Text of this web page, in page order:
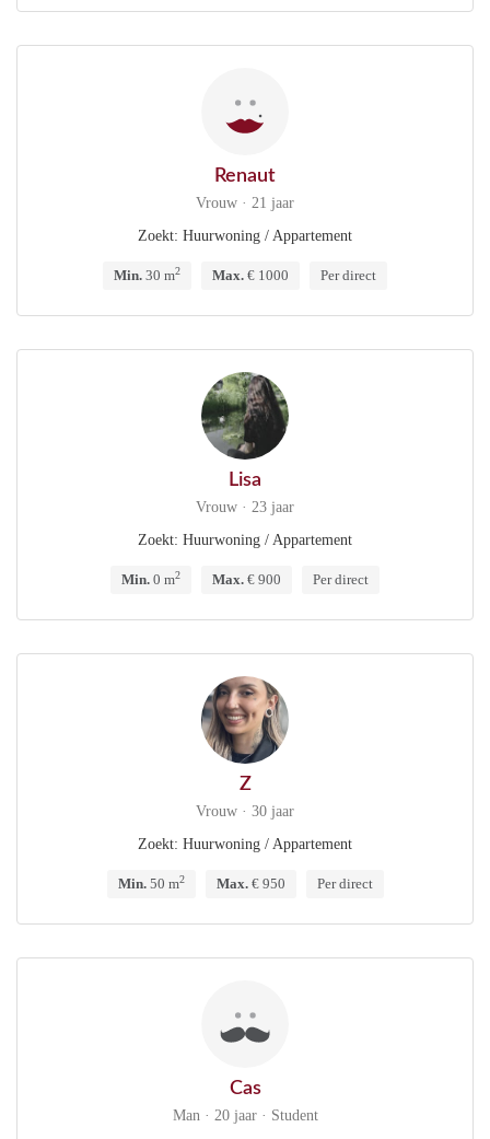
Renaut
Vrouw · 21 jaar
Zoekt: Huurwoning / Appartement
Min. 30 m2 Max. € 1000 Per direct
Lisa
Vrouw · 23 jaar
Zoekt: Huurwoning / Appartement
Min. 0 m2 Max. € 900 Per direct
Z
Vrouw · 30 jaar
Zoekt: Huurwoning / Appartement
Min.50 m2 Max.€ 950 Per direct
Cas
Man · 20 jaar · Student